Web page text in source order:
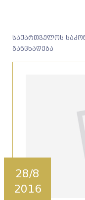
საქართველოს
განცხადება
28/8
2016